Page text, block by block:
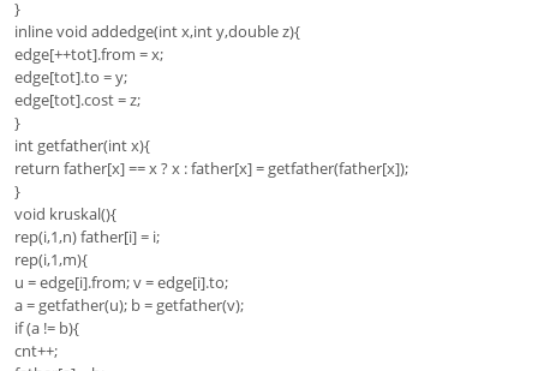
}
inline void addedge(int x,int y,double z){
edge[++tot].from = x;
edge[tot].to = y;
edge[tot].cost = z;
}
int getfather(int x){
return father[x] == x ? x : father[x] = getfather(father[x]);
}
void kruskal(){
rep(i,1,n) father[i] = i;
rep(i,1,m){
u = edge[i].from; v = edge[i].to;
a = getfather(u); b = getfather(v);
if (a != b){
cnt++;